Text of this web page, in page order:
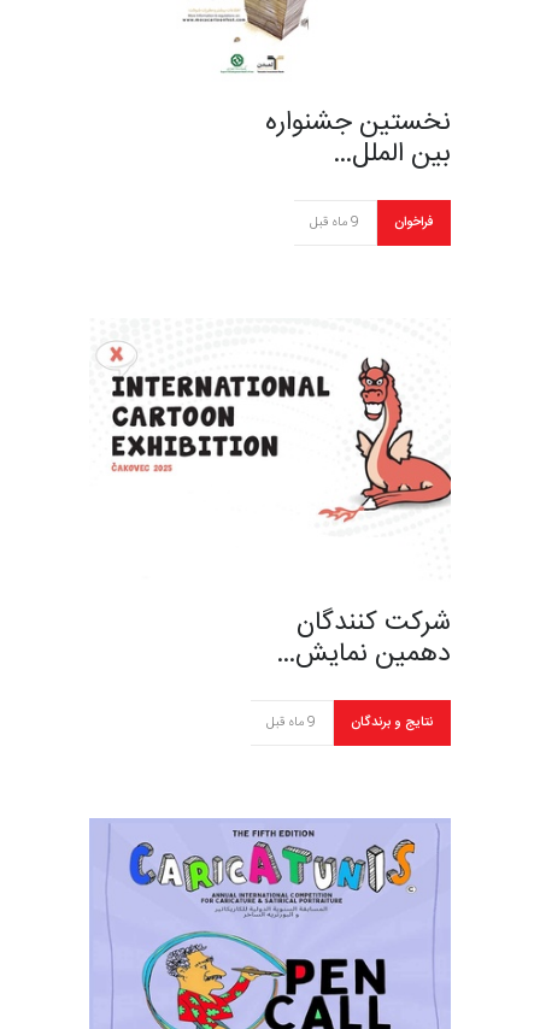
نخستین جشنواره
بین الملل…
فراخوان 9 ماه قبل
شرکت کنندگان
دهمین نمایش…
نتایج و برندگان 9 ماه قبل